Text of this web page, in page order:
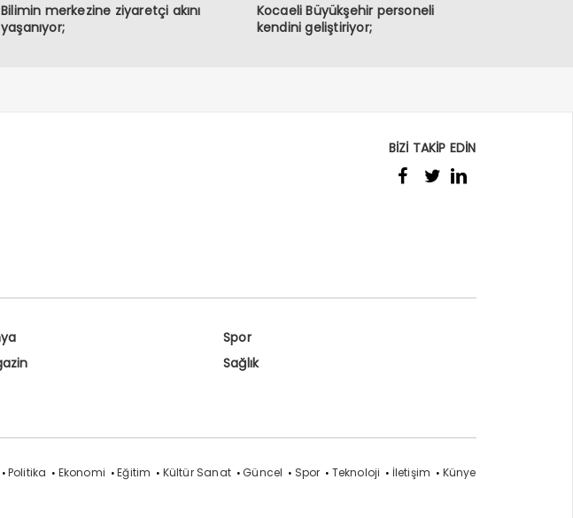
Bilimin merkezine ziyaretçi akını
yaşanıyor;
Kocaeli Büyükşehir personeli
kendini geliştiriyor;
BİZİ TAKİP EDİN
Spor
Sağlık
Politika Ekonomi Eğitim Kültür Sanat Güncel Spor Teknoloji İletişim Künye